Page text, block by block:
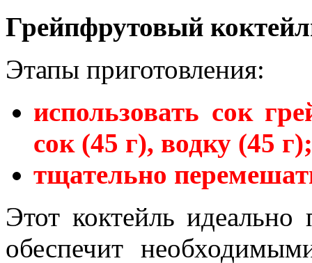
Грейпфрутовый
Этапы приготовления:
использовать сок
сок (45 г), водку (45 г);
тщательно
Этот коктейль
обеспечит